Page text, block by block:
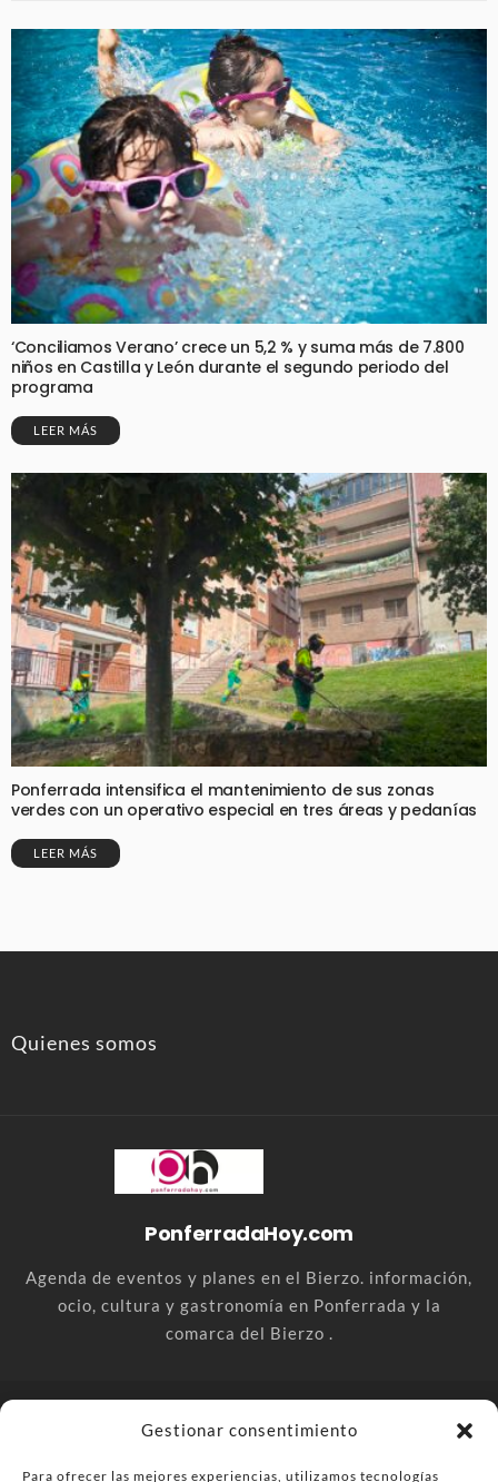
Gestionar consentimiento
Para ofrecer las mejores experiencias, utilizamos tecnologías
‘Conciliamos Verano’ crece un 5,2 % y suma más de 7.800
niños en Castilla y León durante el segundo periodo del
programa
LEER MÁS
Ponferrada intensifica el mantenimiento de sus zonas
verdes con un operativo especial en tres áreas y pedanías
LEER MÁS
Quienes somos
PonferradaHoy.com
Agenda de eventos y planes en el Bierzo. información,
ocio, cultura y gastronomía en Ponferrada y la
comarca del Bierzo .
comarca del Bierzo